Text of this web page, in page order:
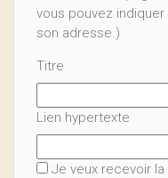
vous pouvez
son adresse.)
Titre
Lien hypertexte
Je veux recevoir